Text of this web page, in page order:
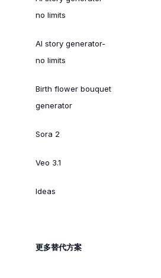
no limits
AI story generator-
no limits
Birth flower bouquet
generator
Sora 2
Veo 3.1
Ideas
更多替代方案